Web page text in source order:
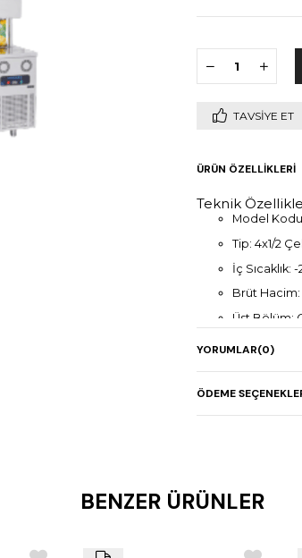
TAVSIYE ET
ÜRÜN ÖZELLIKLERI
Teknik
Model
Tip: 4x1/2
İç Sıcaklık:
Brüt Hacim:
Üst Bölüm:
Çekmece
Elektrikli
Özel
Ağırlık: 150 kg
YORUMLAR(0)
ÖDEME
BENZER ÜRÜNLER